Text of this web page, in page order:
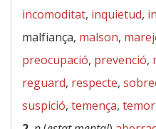
incomoditat, inquietud,
malfiança, malson,
preocupació, prevenció,
reguard, respecte,
suspició, temença, temor